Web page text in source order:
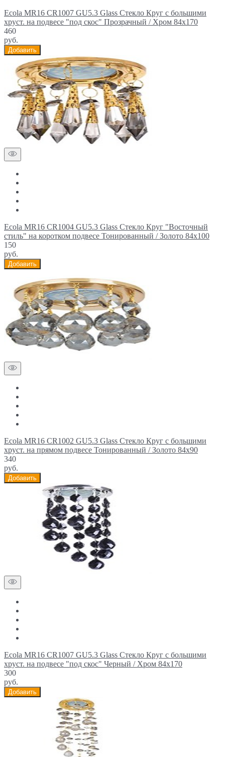
Ecola MR16 CR1007 GU5.3 Glass Стекло Круг с большими
хруст. на подвесе "под скос" Прозрачный / Хром 84x170
460
руб.
Добавить
Ecola MR16 CR1004 GU5.3 Glass Стекло Круг "Восточный
стиль" на коротком подвесе Тонированный / Золото 84x100
150
руб.
Добавить
Ecola MR16 CR1002 GU5.3 Glass Стекло Круг с большими
хруст. на прямом подвесе Тонированный / Золото 84x90
340
руб.
Добавить
Ecola MR16 CR1007 GU5.3 Glass Стекло Круг с большими
хруст. на подвесе "под скос" Черный / Хром 84x170
300
руб.
Добавить